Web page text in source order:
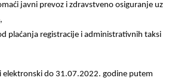
javni prevoz i zdravstveno osiguranje uz
plaćanja registracije i administrativnih taksi
elektronski do 31.07.2022. godine putem